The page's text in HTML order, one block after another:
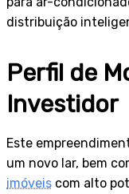
distribuição
Perfil de
Investidor
Este
um novo lar, bem
imóveis com alto